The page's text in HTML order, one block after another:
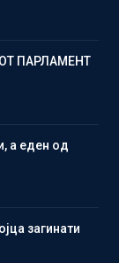
ПАРЛАМЕНТ
а еден од
загинати